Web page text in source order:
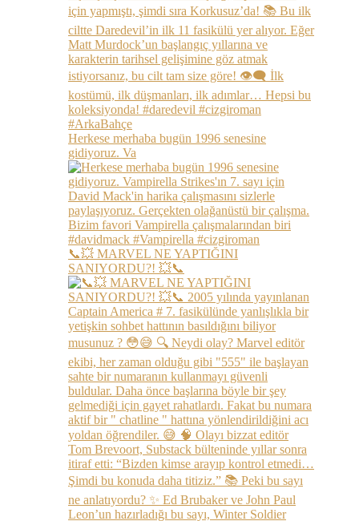
Herkese merhaba bugün 1996 senesine
gidiyoruz. Va
📞💥 MARVEL NE YAPTIĞINI
SANIYORDU?! 💥📞